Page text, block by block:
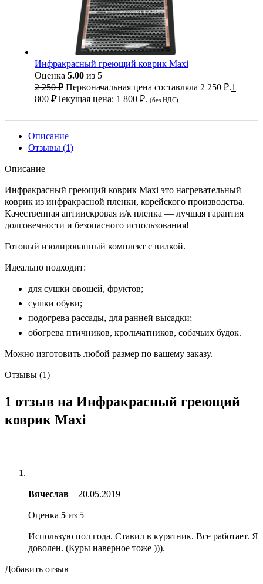
Инфракрасный греющий коврик Maxi
Оценка 5.00 из 5
2 250₽ Первоначальная цена составляла 2 250 ₽.1
800 ₽Текущая цена: 1 800 ₽. (без НДС)
Описание
Отзывы (1)
Описание
Инфракрасный греющий коврик Maxi это нагревательный
коврик из инфракрасной пленки, корейского производства.
Качественная антиискровая и/к пленка — лучшая гарантия
долговечности и безопасного использования!
Готовый изолированный комплект с вилкой.
Идеально подходит:
для сушки овощей, фруктов;
сушки обуви;
подогрева рассады, для ранней высадки;
обогрева птичников, крольчатников, собачьих будок.
Можно изготовить любой размер по вашему заказу.
Отзывы (1)
1 отзыв на Инфракрасный греющий
коврик Maxi
Вячеслав – 20.05.2019
Оценка 5 из 5
Использую пол года. Ставил в курятник. Все работает. Я
доволен. (Куры наверное тоже ))).
Добавить отзыв